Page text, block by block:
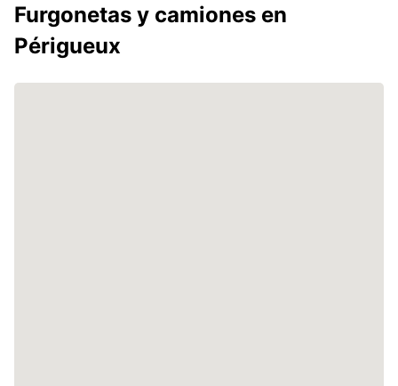
Furgonetas y camiones en
Périgueux